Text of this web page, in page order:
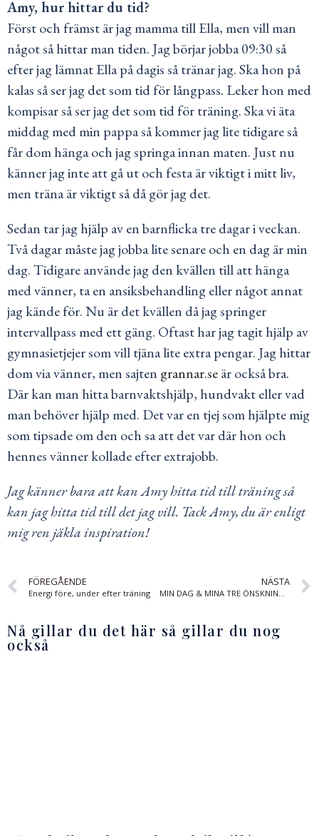
Amy, hur hittar du tid?
Först och främst är jag mamma till Ella, men vill man
något så hittar man tiden. Jag börjar jobba 09:30 så
efter jag lämnat Ella på dagis så tränar jag. Ska hon på
kalas så ser jag det som tid för långpass. Leker hon med
kompisar så ser jag det som tid för träning. Ska vi äta
middag med min pappa så kommer jag lite tidigare så
får dom hänga och jag springa innan maten. Just nu
känner jag inte att gå ut och festa är viktigt i mitt liv,
men träna är viktigt så då gör jag det.
Sedan tar jag hjälp av en barnflicka tre dagar i veckan.
Två dagar måste jag jobba lite senare och en dag är min
dag. Tidigare använde jag den kvällen till att hänga
med vänner, ta en ansiksbehandling eller något annat
jag kände för. Nu är det kvällen då jag springer
intervallpass med ett gäng. Oftast har jag tagit hjälp av
gymnasietjejer som vill tjäna lite extra pengar. Jag hittar
dom via vänner, men sajten grannar.seär också bra.
Där kan man hitta barnvaktshjälp, hundvakt eller vad
man behöver hjälp med. Det var en tjej som hjälpte mig
som tipsade om den och sa att det var där hon och
hennes vänner kollade efter extrajobb.
Jag känner bara att kan Amy hitta tid till träning så
kan jag hitta tid till det jag vill. Tack Amy, du är enligt
mig ren jäkla inspiration!
FÖREGÅENDE
Energi före, under efter träning
NÄSTA
Nå gillar du det här så gillar du nog
också